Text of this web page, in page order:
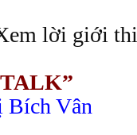
lời giới
Bích Vân